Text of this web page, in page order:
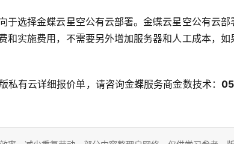
选择金蝶云星空公有云部署。金蝶云星空公有云部
和实施费用，不需要另外增加服务器和人工成本，如
有云详细报价单，请咨询金蝶服务商金数技术：